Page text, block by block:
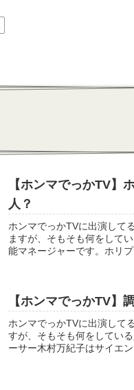
【ホンマでっかTV】
人？
ホンマでっかTVに出演して
ますが、そもそも何をして
能マネージャーです。ホリ
【ホンマでっかTV】
ホンマでっかTVに出演して
すが、そもそも何をしてい
ーサー木村万紀子はサイエ